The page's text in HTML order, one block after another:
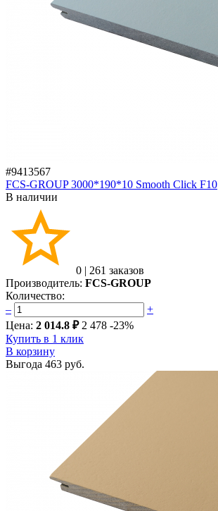
#9413567
FCS-GROUP 3000*190*10 Smooth Click F10
В наличии
0 | 261 заказов
Производитель: FCS-GROUP
Количество:
–
+
Цена: 2 014.8 ₽ 2 478 -23%
Купить в 1 клик
В корзину
Выгода 463 руб.